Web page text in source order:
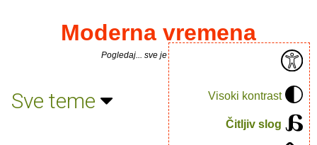
Visoki kontrast
Čitljiv slog
Moderna vremena
Pogledaj... sve je puno knjiga.
Sve teme